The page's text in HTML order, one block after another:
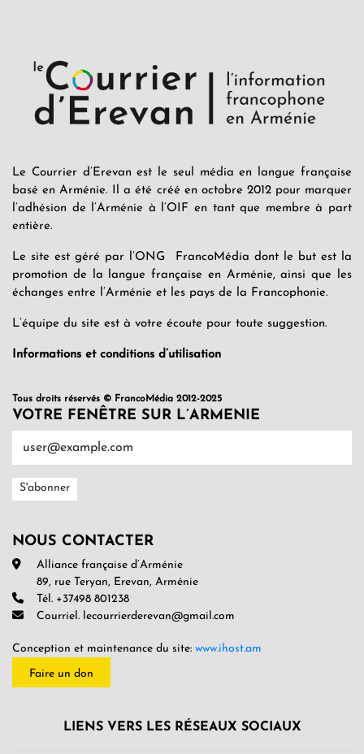
Le Courrier d’Erevan est le seul média en langue française
basé en Arménie. Il a été créé en octobre 2012 pour marquer
l’adhésion de l’Arménie à l’OIF en tant que membre à part
entière.
Le site est géré par l’ONG FrancoMédia dont le but est la
promotion de la langue française en Arménie, ainsi que les
échanges entre l’Arménie et les pays de la Francophonie.
L’équipe du site est à votre écoute pour toute suggestion.
Informations et conditions d’utilisation
Tous droits réservés © FrancoMédia 2012-2025
VOTRE FENÊTRE SUR L’ARMENIE
NOUS CONTACTER
Alliance française d’Arménie
89, rue Teryan, Erevan, Arménie
Tél. +37498 801238
Courriel. lecourrierderevan@gmail.com
Conception et maintenance du site: www.ihost.am
Faire un don
LIENS VERS LES RÉSEAUX SOCIAUX